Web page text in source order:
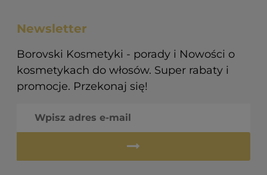
Newsletter
Borovski Kosmetyki - porady i Nowości o
kosmetykach do włosów. Super rabaty i
promocje. Przekonaj się!